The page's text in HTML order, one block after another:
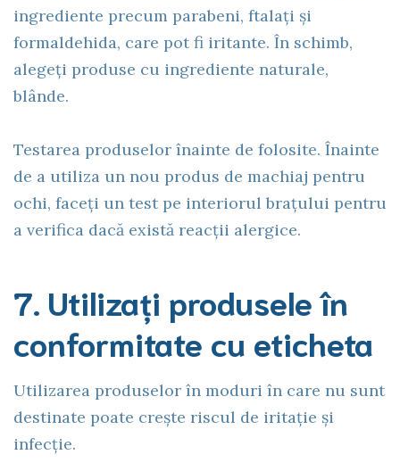
ingrediente precum parabeni, ftalați și
formaldehida, care pot fi iritante. În schimb,
alegeți produse cu ingrediente naturale,
blânde.
Testarea produselor înainte de folosite. Înainte
de a utiliza un nou produs de machiaj pentru
ochi, faceți un test pe interiorul brațului pentru
a verifica dacă există reacții alergice.
7. Utilizați produsele în
conformitate cu eticheta
Utilizarea produselor în moduri în care nu sunt
destinate poate crește riscul de iritație și
infecție.